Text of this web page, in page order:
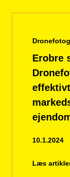
Erobre
10.1.2024
Læs